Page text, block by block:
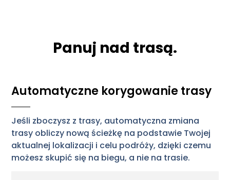
Panuj nad trasą.
Automatyczne korygowanie trasy
Jeśli zboczysz z trasy, automatyczna zmiana
trasy obliczy nową ścieżkę na podstawie Twojej
aktualnej lokalizacji i celu podróży, dzięki czemu
możesz skupić się na biegu, a nie na trasie.